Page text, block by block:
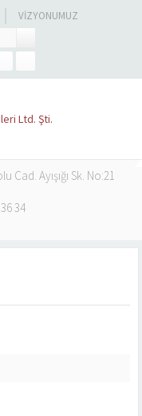
VIZYONUMUZ
Cad. Ayışığı Sk. No:21
34